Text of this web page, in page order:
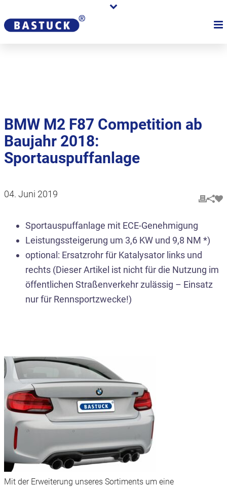
Händler
BMW M2 F87 Competition ab
Baujahr 2018:
Sportauspuffanlage
04. Juni 2019
Sportauspuffanlage mit ECE-Genehmigung
Leistungssteigerung um 3,6 KW und 9,8 NM *)
optional: Ersatzrohr für Katalysator links und
rechts (Dieser Artikel ist nicht für die Nutzung im
öffentlichen Straßenverkehr zulässig – Einsatz
nur für Rennsportzwecke!)
Mit der Erweiterung unseres Sortiments um eine